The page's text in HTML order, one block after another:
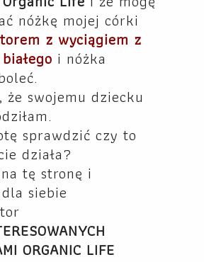
nóżkę mojej córki
z wyciągiem z
i nóżka
swojemu dziecku
sprawdzić czy to
działa?
tę stronę i
siebie
ORGANIC LIFE